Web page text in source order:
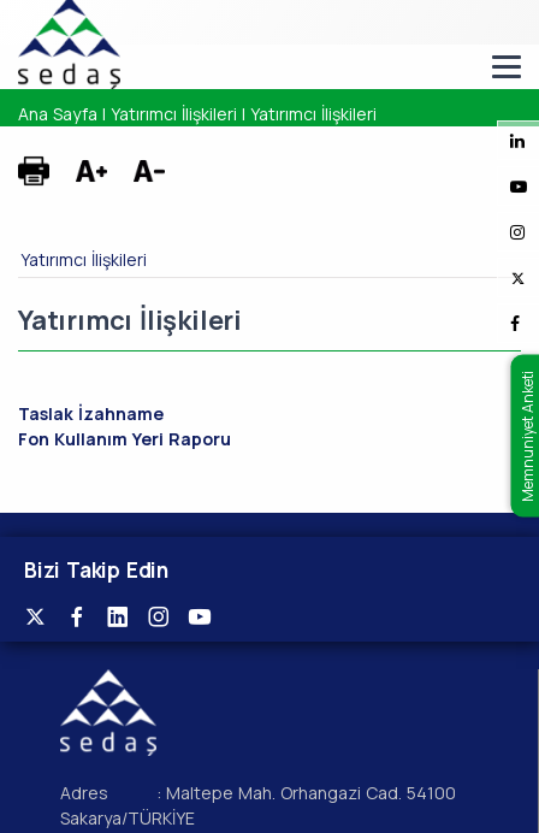
Memnuniyet Anketi
Ana Sayfa | Yatırımcı İlişkileri | Yatırımcı İlişkileri
Yatırımcı İlişkileri
Yatırımcı İlişkileri
Taslak İzahname
Fon Kullanım Yeri Raporu
Bizi Takip Edin
Adres
: Maltepe Mah. Orhangazi Cad. 54100
Sakarya/TÜRKİYE